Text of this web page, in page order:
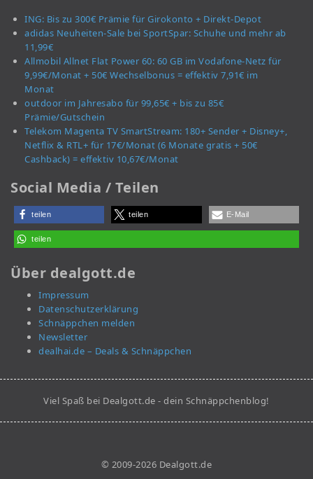
ING: Bis zu 300€ Prämie für Girokonto + Direkt-Depot
adidas Neuheiten-Sale bei SportSpar: Schuhe und mehr ab
11,99€
Allmobil Allnet Flat Power 60: 60 GB im Vodafone-Netz für
9,99€/Monat + 50€ Wechselbonus = effektiv 7,91€ im
Monat
outdoor im Jahresabo für 99,65€ + bis zu 85€
Prämie/Gutschein
Telekom Magenta TV SmartStream: 180+ Sender + Disney+,
Netflix & RTL+ für 17€/Monat (6 Monate gratis + 50€
Cashback) = effektiv 10,67€/Monat
Social Media / Teilen
teilen teilen E-Mail
teilen
Über dealgott.de
Impressum
Datenschutzerklärung
Schnäppchen melden
Newsletter
dealhai.de – Deals & Schnäppchen
Viel Spaß bei Dealgott.de - dein Schnäppchenblog!
© 2009-2026 Dealgott.de